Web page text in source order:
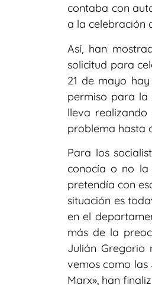
contaba con
a la celebración
Así, han
solicitud para
21 de mayo
permiso para la
lleva
problema hasta
Para los
conocía o no la
pretendía con
situación es
en el
más de la
Julián Gregorio
vemos como las
Marx», han